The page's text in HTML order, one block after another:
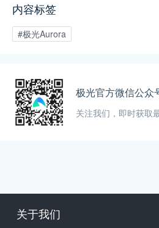
内容标签
#极光Aurora
极光官方微信公众
关注我们，即时获取
关于我们